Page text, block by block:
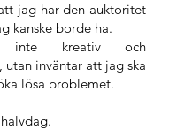
jag har den auktoritet
kanske borde ha.
inte kreativ och
inväntar att jag ska
lösa problemet.